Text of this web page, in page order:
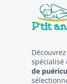
Découvrez
spécialisé
de